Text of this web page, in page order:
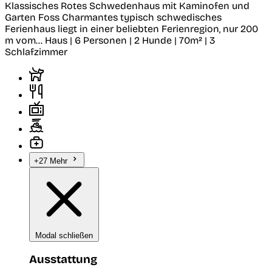
Klassisches Rotes Schwedenhaus mit Kaminofen und
Garten Foss Charmantes typisch schwedisches
Ferienhaus liegt in einer beliebten Ferienregion, nur 200
m vom... Haus | 6 Personen | 2 Hunde | 70m² | 3
Schlafzimmer
+27 Mehr
Modal schließen
Ausstattung